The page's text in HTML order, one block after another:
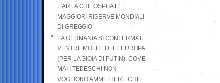
L’AREA CHE OSPITA LE
MAGGIORI RISERVE MONDIALI
DI GREGGIO
LA GERMANIA SI CONFERMA IL
VENTRE MOLLE DELL’EUROPA
(PER LA GIOIA DI PUTIN). COME
MAI I TEDESCHI NON
VOGLIONO AMMETTERE CHE